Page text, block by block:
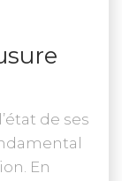
de ses
En